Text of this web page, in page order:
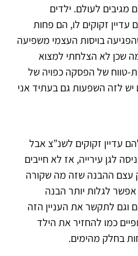
מגיבים לעולם. ילדים
זקוקים לו, הם פחות
בויסות העצמי משפיעה
שכן לא הצלחתי למצוא
טווח של הפסקה כפויה של
לזה השפעות גם בעתיד אני
עדיין זקוקים לשנ”צ אבל
לגן עירייה, אז לא חייבים
עצם ההבנה שזה מה שקורה
לגלות יותר הבנה
לתקשר את העניין הזה
כמו להחזיר את הילד
בחלק מהימים.